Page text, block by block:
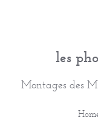
les
Montages des